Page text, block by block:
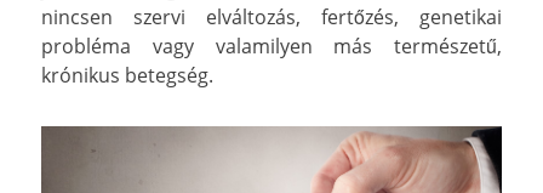
nincsen szervi elváltozás, fertőzés, genetikai
probléma vagy valamilyen más természetű,
krónikus betegség.